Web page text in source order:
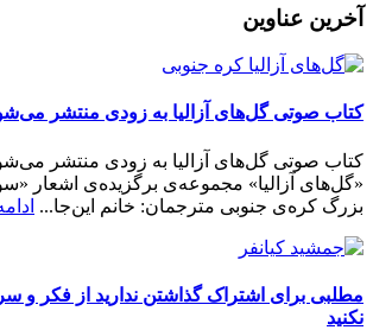
آخرین عناوین
کتاب صوتی گل‌های آزالیا به زودی منتشر
کتاب صوتی گل‌های آزالیا به زودی منتشر
«گل‌های آزالیا» مجموعه‌ی برگزیده‌ی اشعار
بزرگ کره‌ی جنوبی مترجمان: خانم این‌جا...
مطلبی برای اشتراک گذاشتن ندارید از فکر و
نکنید